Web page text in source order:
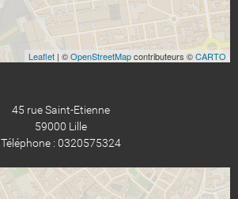
Leaflet | ©OpenStreetMapcontributeurs ©CARTO
45 rue Saint-Etienne
59000 Lille
Téléphone : 0320575324